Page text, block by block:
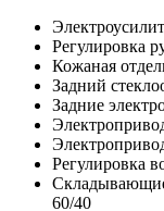
Регулировка
Кожаная
Задний
Задние
Регулировка
60/40